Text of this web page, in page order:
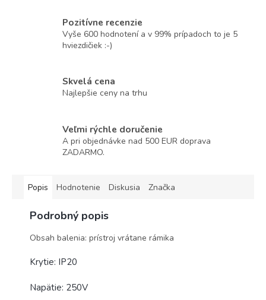
Pozitívne recenzie
Vyše 600 hodnotení a v 99% prípadoch to je 5
hviezdičiek :-)
Skvelá cena
Najlepšie ceny na trhu
Veľmi rýchle doručenie
A pri objednávke nad 500 EUR doprava
ZADARMO.
Popis Hodnotenie Diskusia Značka
Podrobný popis
Obsah balenia: prístroj vrátane rámika
Krytie: IP20
Napätie: 250V